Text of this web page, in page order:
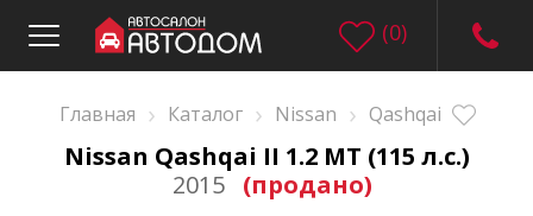
(0)
Главная › Каталог › Nissan › Qashqai
Nissan Qashqai II 1.2 MT (115 л.с.)
2015 (продано)